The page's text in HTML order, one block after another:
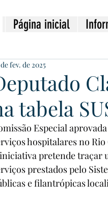
Página inicial
tabela
fev. de 2025
Especial
hospitalares no
pretende traçar
prestados pelo
e filantrópicas